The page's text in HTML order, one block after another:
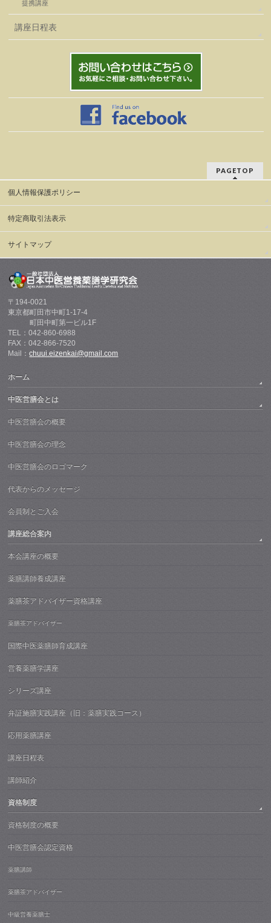
提携講座
講座日程表
PAGETOP
個人情報保護ポリシー
特定商取引法表示
サイトマップ
〒194-0021
東京都町田市中町1-17-4
町田中町第一ビル1F
TEL：042-860-6988
FAX：042-866-7520
Mail：chuui.eizenkai@gmail.com
ホーム
中医営膳会とは
中医営膳会の概要
中医営膳会の理念
中医営膳会のロゴマーク
代表からのメッセージ
会員制とご入会
講座総合案内
本会講座の概要
薬膳講師養成講座
薬膳茶アドバイザー資格講座
薬膳茶アドバイザー
国際中医薬膳師育成講座
営養薬膳学講座
シリーズ講座
弁証施膳実践講座（旧：薬膳実践コース）
応用薬膳講座
講座日程表
講師紹介
資格制度
資格制度の概要
中医営膳会認定資格
薬膳講師
薬膳茶アドバイザー
中級営養薬膳士